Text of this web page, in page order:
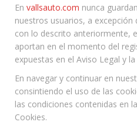
En vallsauto.com nunca
nuestros usuarios, a excepción
con lo descrito anteriormente,
aportan en el momento del
expuestas en el Aviso Legal y
En navegar y continuar en
consintiendo el uso de las
las condiciones contenidas en
Cookies.